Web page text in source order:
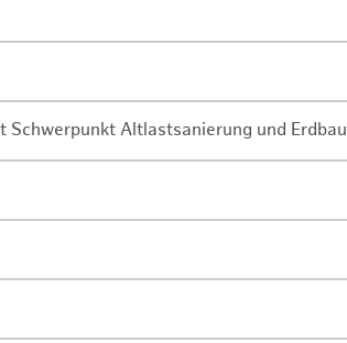
Altlastsanierung und Erdbau